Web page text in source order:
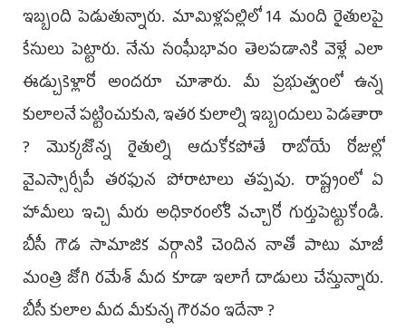
ఇబ్బంది పెడుతున్నారు. మామిళ్లపల్లిలో 14 మంది రైతులపై
కేసులు పెట్టారు. నేను సంఘీభావం తెలపడానికి వెళ్లే ఎలా
ఈడ్చుకెళ్లారో అందరూ చూశారు. మీ ప్రభుత్వంలో ఉన్న
కులాలనే పట్టించుకుని, ఇతర కులాల్ని ఇబ్బందులు పెడతారా
? మొక్కజొన్న రైతుల్ని ఆదుకోకపోతే రాబోయే రోజుల్లో
వైఎస్సార్సీపీ తరఫున పోరాటాలు తప్పవు. రాష్ట్రంలో ఏ
హామీలు ఇచ్చి మీరు అధికారంలోకి వచ్చారో గుర్తుపెట్టుకోండి.
బీసీ గౌడ సామాజిక వర్గానికి చెందిన నాతో పాటు మాజీ
మంత్రి జోగి రమేశ్ మీద కూడా ఇలాగే దాడులు చేస్తున్నారు.
బీసీ కులాల మీద మీకున్న గౌరవం ఇదేనా ?